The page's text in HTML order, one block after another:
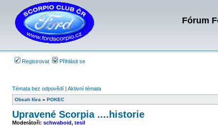
Fórum
Registrovat Přihlásit se
Témata bez odpovědí | Aktivní témata
Obsah fóra » POKEC
Upravené Scorpia ....historie
Moderátoři: schwaboid, tesil